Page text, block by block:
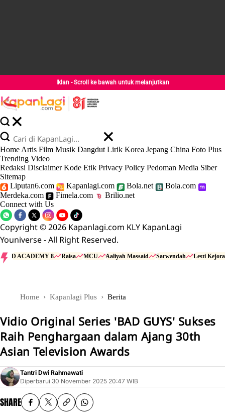
Iklan - Scroll ke bawah untuk melanjutkan
Home Artis Film Musik Dangdut Lirik Korea Jepang China Foto Plus
Trending Video
Redaksi Disclaimer Kode Etik Privacy Policy Pedoman Media Siber
Sitemap
Liputan6.com
Kapanlagi.com Bola.net
Bola.com
Merdeka.com
Fimela.com
Brilio.net
Connect with Us
Copyright © 2026 Kapanlagi.com KLY KapanLagi
Youniverse - All Right Reserved.
D ACADEMY 8 Raisa MCU Aaliyah Massaid Sarwendah Lesti Kejora
Home Kapanlagi Plus Berita
Vidio Original Series 'BAD GUYS' Sukses
Raih Penghargaan dalam Ajang 30th
Asian Television Awards
Tantri Dwi Rahmawati
Diperbarui 30 November 2025 20:47 WIB
SHARE